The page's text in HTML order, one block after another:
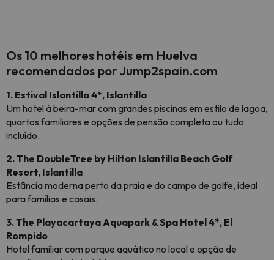
Os 10 melhores hotéis em Huelva
recomendados por Jump2spain.com
1. Estival Islantilla 4*, Islantilla
Um hotel à beira-mar com grandes piscinas em estilo de lagoa,
quartos familiares e opções de pensão completa ou tudo
incluído.
2. The DoubleTree by Hilton Islantilla Beach Golf
Resort, Islantilla
Estância moderna perto da praia e do campo de golfe, ideal
para famílias e casais.
3. The Playacartaya Aquapark & Spa Hotel 4*, El
Rompido
Hotel familiar com parque aquático no local e opção de